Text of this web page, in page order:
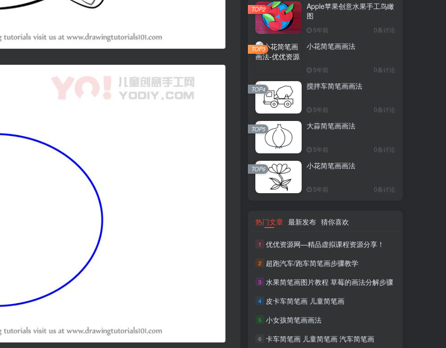
Apple苹果创意水果手工鸟瞰
图
5年前 0条讨论
TOP2
小花简笔画画法
5年前 0条讨论
TOP3
搅拌车简笔画画法
5年前 0条讨论
TOP4
大蒜简笔画画法
5年前 0条讨论
TOP5
小花简笔画画法
5年前 0条讨论
TOP6
热门文章 最新发布 猜你喜欢
1 优优资源网—精品虚拟课程资源分享！
2 超跑汽车/跑车简笔画步骤教学
3 水果简笔画图片教程 草莓的画法分解步骤
4 皮卡车简笔画 儿童简笔画
5 小女孩简笔画画法
6 卡车简笔画 儿童简笔画 汽车简笔画